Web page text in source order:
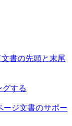
文書の先頭と末尾
グする
ージ文書のサポー